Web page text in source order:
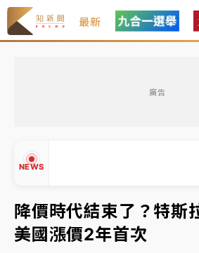
最新
廣告
NEWS
中颱白海豚環流掠北海！今明防劇
38度
周末精選｜ 慈濟遭詐10億完整始末
面手法 郭台銘、蔡英文成關鍵
本周爆款短影音｜
柯文哲帶電子手
降價時代結束了？特
美國漲價2年首次